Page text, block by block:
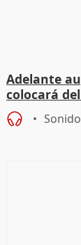
Adelante
colocará
iniciativas